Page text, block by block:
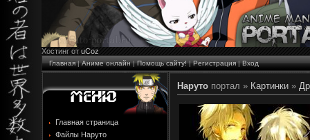
Хостинг от uCoz
Главная|Аниме онлайн|Помощь сайту!|Регистрация|Вход
Главная страница
Файлы Наруто
Наруто портал » Картинки »